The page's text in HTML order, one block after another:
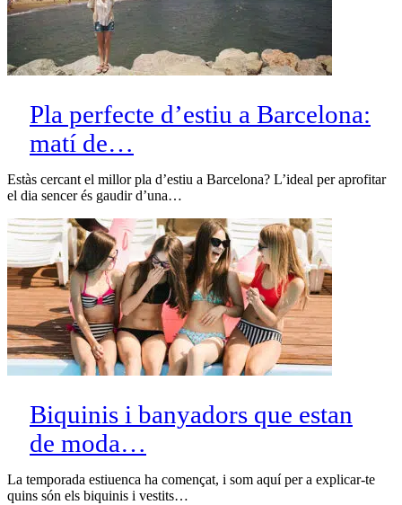
Pla perfecte d’estiu a Barcelona:
matí de…
Estàs cercant el millor pla d’estiu a Barcelona? L’ideal per aprofitar
el dia sencer és gaudir d’una…
Biquinis i banyadors que estan
de moda…
La temporada estiuenca ha començat, i som aquí per a explicar-te
quins són els biquinis i vestits…